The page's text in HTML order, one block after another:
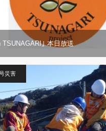
TSUNAGARI｣ 本日放送
災害